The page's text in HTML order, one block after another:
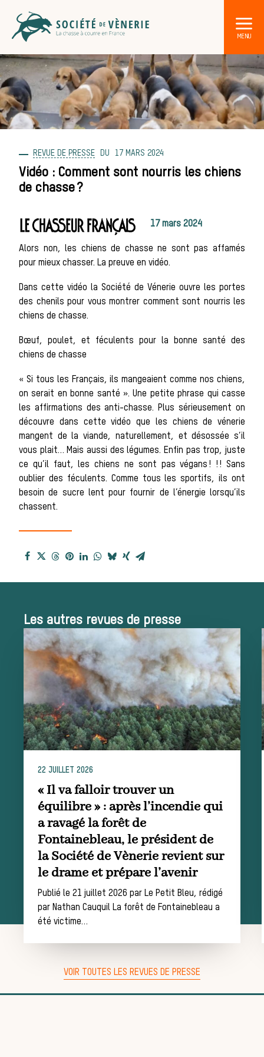
DÉCOUVRIR LA CHASSE À COURRE
Les acteurs de la vènerie
Les animaux
sauvages
Les chiens de
meute
Les chevaux de
chasse
Les veneurs
La vènerie contemporaine
Chasser les idées
reçues
Bien-être animal
Histoire de la
chasse à courre
Patrimoine
Équipages
La trompe de
chasse
Assister à une chasse à courre
Déroulement d’une
journée de chasse
Trouver un
REVUE DE PRESSE 17 MARS 2024
Vidéo : Comment sont nourris les chiens
de chasse ?
17 mars 2024
Alors non, les chiens de chasse ne sont pas affamés
pour mieux chasser. La preuve en vidéo.
Dans cette vidéo la Société de Vénerie ouvre les portes
des chenils pour vous montrer comment sont nourris les
chiens de chasse.
Bœuf, poulet, et féculents pour la bonne santé des
chiens de chasse
« Si tous les Français, ils mangeaient comme nos chiens,
on serait en bonne santé ». Une petite phrase qui casse
les affirmations des anti-chasse. Plus sérieusement on
découvre dans cette vidéo que les chiens de vénerie
mangent de la viande, naturellement, et désossée s’il
vous plait… Mais aussi des légumes. Enfin pas trop, juste
ce qu’il faut, les chiens ne sont pas végans ! ! ! Sans
oublier des féculents. Comme tous les sportifs, ils ont
besoin de sucre lent pour fournir de l’énergie lorsqu’ils
chassent.
Les autres revues de presse
22 JUILLET 2026
« Il va falloir trouver un
équilibre » : après l’incendie qui
a ravagé la forêt de
Fontainebleau, le président de
la Société de Vènerie revient sur
le drame et prépare l’avenir
Publié le 21 juillet 2026 par Le Petit Bleu, rédigé
par Nathan Cauquil La forêt de Fontainebleau a
été victime…
VOIR TOUTES LES REVUES DE PRESSE